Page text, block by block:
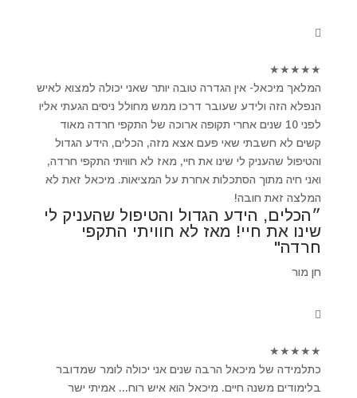
★
★
★
★
★
המלאך מיכאל- אין הגדרה טובה יותר שאני יכולה למצוא לאיש
הנפלא הזה ולידע שעובר דרכו ממש מחולל ניסים הגעתי אליו
לפני 10 שנים אחרי תקופה ארוכה של התקפי חרדה מאוד
קשים לא חשבתי שאי פעם אצא מזה, הכלים, הידע הגדול
והטיפול שהעניק לי שינו את חיי, מאז לא חוויתי התקפי חרדה,
ואני חיה מתוך הסתכלות אחרת על המציאות. מיכאל זאת לא
המלצה זאת חובה!
״הכלים, הידע הגדול והטיפול שהעניק לי
שינו את חיי! מאז לא חוויתי התקפי
חרדה"
חן מור
★
★
★
★
★
כתלמידה של מיכאל הרבה שנים אני יכולה לומר שמדובר
בלימודים משנה חיים. מיכאל הוא איש רוח... אמיתי ישר